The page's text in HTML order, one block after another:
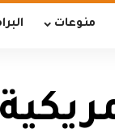
منوعات